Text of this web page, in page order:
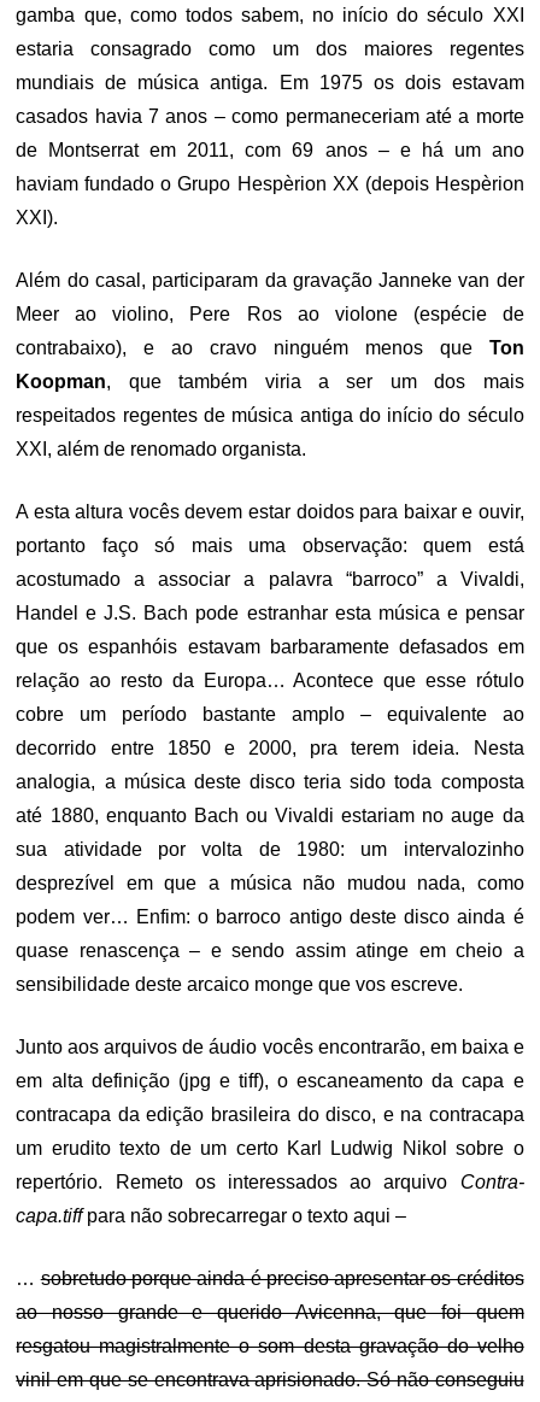
gamba que, como todos sabem, no início do século XXI
estaria consagrado como um dos maiores regentes
mundiais de música antiga. Em 1975 os dois estavam
casados havia 7 anos – como permaneceriam até a morte
de Montserrat em 2011, com 69 anos – e há um ano
haviam fundado o Grupo Hespèrion XX (depois Hespèrion
XXI).
Além do casal, participaram da gravação Janneke van der
Meer ao violino, Pere Ros ao violone (espécie de
contrabaixo), e ao cravo ninguém menos que Ton
Koopman, que também viria a ser um dos mais
respeitados regentes de música antiga do início do século
XXI, além de renomado organista.
A esta altura vocês devem estar doidos para baixar e ouvir,
portanto faço só mais uma observação: quem está
acostumado a associar a palavra “barroco” a Vivaldi,
Handel e J.S. Bach pode estranhar esta música e pensar
que os espanhóis estavam barbaramente defasados em
relação ao resto da Europa… Acontece que esse rótulo
cobre um período bastante amplo – equivalente ao
decorrido entre 1850 e 2000, pra terem ideia. Nesta
analogia, a música deste disco teria sido toda composta
até 1880, enquanto Bach ou Vivaldi estariam no auge da
sua atividade por volta de 1980: um intervalozinho
desprezível em que a música não mudou nada, como
podem ver… Enfim: o barroco antigo deste disco ainda é
quase renascença – e sendo assim atinge em cheio a
sensibilidade deste arcaico monge que vos escreve.
Junto aos arquivos de áudio vocês encontrarão, em baixa e
em alta definição (jpg e tiff), o escaneamento da capa e
contracapa da edição brasileira do disco, e na contracapa
um erudito texto de um certo Karl Ludwig Nikol sobre o
repertório. Remeto os interessados ao arquivo Contra-
capa.tiffpara não sobrecarregar o texto aqui –
…sobretudo porque ainda é preciso apresentar os créditos
ao nosso grande e querido Avicenna, que foi quem
resgatou magistralmente o som desta gravação do velho
vinil em que se encontrava aprisionado. Só não conseguiu